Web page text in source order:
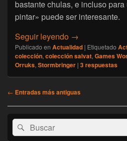
bastante chulas, e incluso
pintar» puede ser interesante.
Seguir leyendo [Age of Sigmar
→
Publicado en Actualidad | Etiquetado
colección, colección salvat, Games
Orruks, Stormbringer | 3respuestas
Navegación
← Entradas más antiguas
El
área
de
Buscar
por:
Buscar